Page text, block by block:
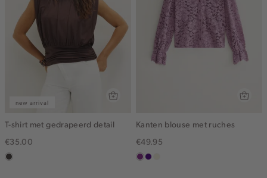
new arrival
T-shirt met gedrapeerd detail
€35.00
choco
Kanten blouse met ruches
€49.95
middenpaars
indigo